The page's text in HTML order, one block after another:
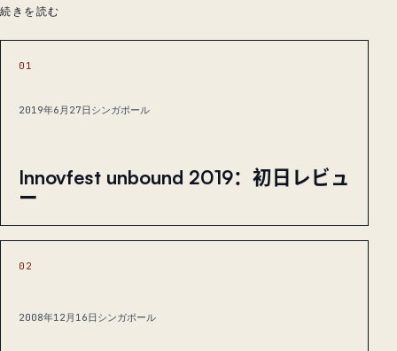
続きを読む
01
2019年6月27日 シンガポール
Innovfest unbound 2019：初日レビュ
ー
02
2008年12月16日 シンガポール